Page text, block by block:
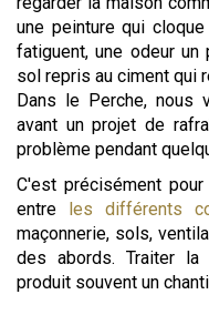
une peinture qui
fatiguent, une odeur
sol repris au ciment qui
Dans le Perche, nous
avant un projet de
problème pendant
C'est précisément
entre les différents
maçonnerie, sols,
des abords. Traiter la
produit souvent un